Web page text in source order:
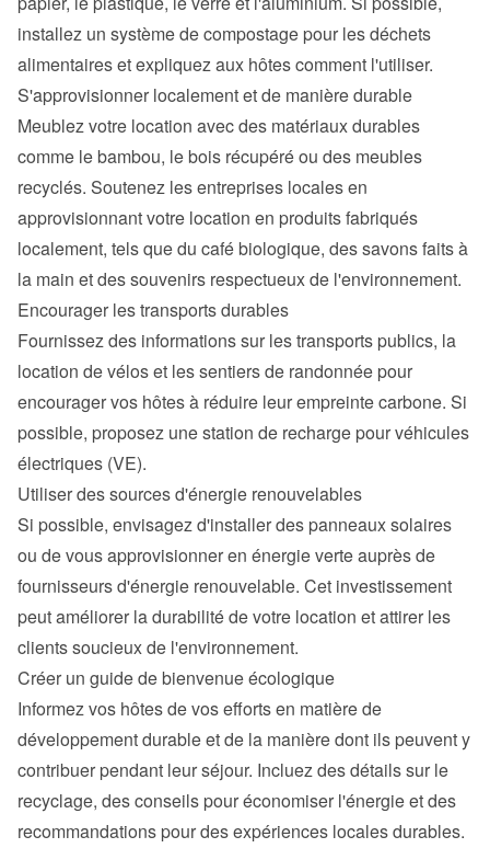
installez un système de compostage pour les déchets
alimentaires et expliquez aux hôtes comment l'utiliser.
S'approvisionner localement et de manière durable
Meublez votre location avec des matériaux durables
comme le bambou, le bois récupéré ou des meubles
recyclés. Soutenez les entreprises locales en
approvisionnant votre location en produits fabriqués
localement, tels que du café biologique, des savons faits à
la main et des souvenirs respectueux de l'environnement.
Encourager les transports durables
Fournissez des informations sur les transports publics, la
location de vélos et les sentiers de randonnée pour
encourager vos hôtes à réduire leur empreinte carbone. Si
possible, proposez une station de recharge pour véhicules
électriques (VE).
Utiliser des sources d'énergie renouvelables
Si possible, envisagez d'installer des panneaux solaires
ou de vous approvisionner en énergie verte auprès de
fournisseurs d'énergie renouvelable. Cet investissement
peut améliorer la durabilité de votre location et attirer les
clients soucieux de l'environnement.
Créer un guide de bienvenue écologique
Informez vos hôtes de vos efforts en matière de
développement durable et de la manière dont ils peuvent y
contribuer pendant leur séjour. Incluez des détails sur le
recyclage, des conseils pour économiser l'énergie et des
recommandations pour des expériences locales durables.